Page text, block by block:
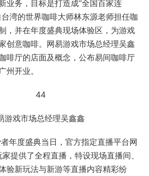
年度盛典当日，官方指定直播平台网
提供了全程直播，特设现场直播间、
验新玩法与新游等直播内容精彩纷
制MMORPG手游。上线至今，凭借Q
浓郁古典风的精美场景和原汁原味的
突破1亿。超高人气，引爆潮流，构筑